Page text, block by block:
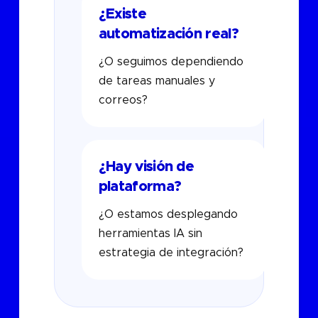
¿Existe
automatización real?
¿O seguimos dependiendo
de tareas manuales y
correos?
¿Hay visión de
plataforma?
¿O estamos desplegando
herramientas IA sin
estrategia de integración?